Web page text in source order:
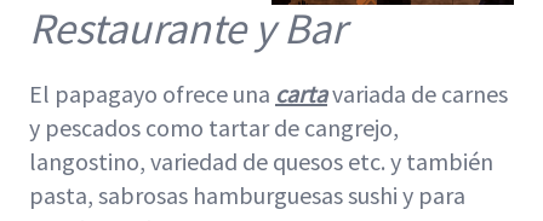
Restaurante y Bar
El papagayo ofrece una cartavariada de carnes
y pescados como tartar de cangrejo,
langostino, variedad de quesos etc. y también
pasta, sabrosas hamburguesas sushi y para